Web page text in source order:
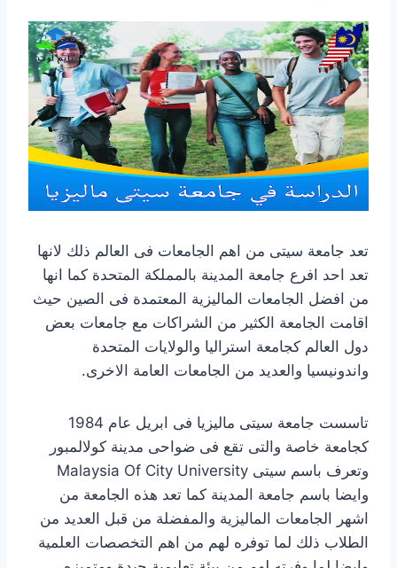
تعد جامعة سيتى من اهم الجامعات فى العالم ذلك لانها
تعد احد افرع جامعة المدينة بالمملكة المتحدة كما انها
من افضل الجامعات الماليزية المعتمدة فى الصين حيث
اقامت الجامعة الكثير من الشراكات مع جامعات بعض
دول العالم كجامعة استراليا والولايات المتحدة
واندونيسيا والعديد من الجامعات العامة الاخرى.
تاسست جامعة سيتى ماليزيا فى ابريل عام 1984
كجامعة خاصة والتى تقع فى ضواحى مدينة كولالمبور
وتعرف باسم سيتى Malaysia Of City University
وايضا باسم جامعة المدينة كما تعد هذه الجامعة من
اشهر الجامعات الماليزية والمفضلة من قبل العديد من
الطلاب ذلك لما توفره لهم من اهم التخصصات العلمية